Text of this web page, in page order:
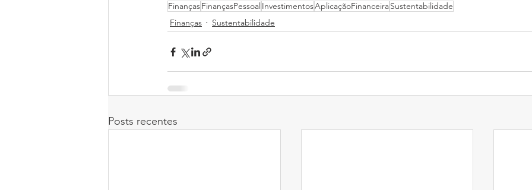
FinançasFinançasPessoal InvestimentosAplicaçãoFinanceiraSustentabilidade
Finanças
Sustentabilidade
Posts recentes